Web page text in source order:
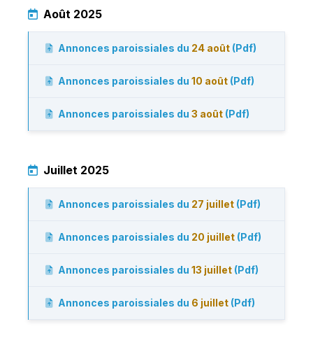
Août 2025
Annonces paroissiales du 24 août (Pdf)
Annonces paroissiales du 10 août (Pdf)
Annonces paroissiales du 3 août (Pdf)
Juillet 2025
Annonces paroissiales du 27 juillet (Pdf)
Annonces paroissiales du 20 juillet (Pdf)
Annonces paroissiales du 13 juillet (Pdf)
Annonces paroissiales du 6 juillet (Pdf)